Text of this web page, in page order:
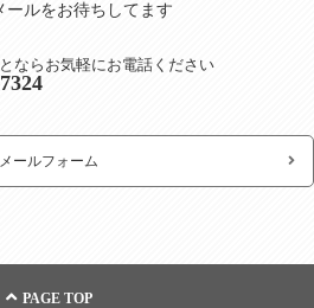
ールをお待ちしてます
ならお気軽にお電話ください
メールフォーム
PAGE TOP